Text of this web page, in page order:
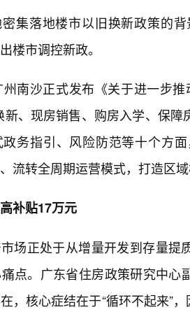
集落地楼市以旧换新政策的
楼市调控新政。
南沙正式发布《关于进一步
新、现房销售、购房入学、保
务指引、风险防范等十个方
流转全周期运营模式，打造区
补贴17万元
场正处于从增量开发到存量
点。广东省住房政策研究中
，核心症结在于“循环不起来”